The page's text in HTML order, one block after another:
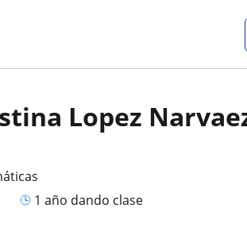
Lopez
1 año dando clase